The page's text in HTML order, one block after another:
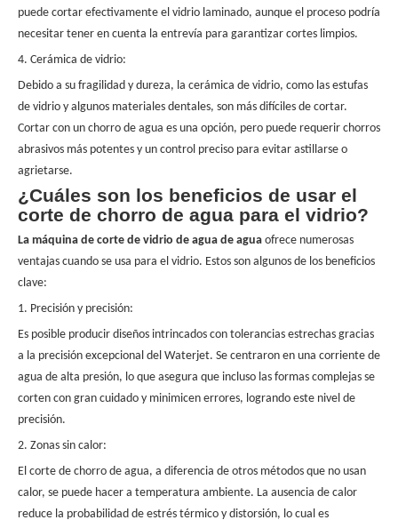
puede cortar efectivamente el vidrio laminado, aunque el proceso podría
necesitar tener en cuenta la entrevía para garantizar cortes limpios.
4. Cerámica de vidrio:
Debido a su fragilidad y dureza, la cerámica de vidrio, como las estufas
de vidrio y algunos materiales dentales, son más difíciles de cortar.
Cortar con un chorro de agua es una opción, pero puede requerir chorros
abrasivos más potentes y un control preciso para evitar astillarse o
agrietarse.
¿Cuáles son los beneficios de usar el
corte de chorro de agua para el vidrio?
La máquina de corte de vidrio de agua de agua ofrece numerosas
ventajas cuando se usa para el vidrio. Estos son algunos de los beneficios
clave:
1. Precisión y precisión:
Es posible producir diseños intrincados con tolerancias estrechas gracias
a la precisión excepcional del Waterjet. Se centraron en una corriente de
agua de alta presión, lo que asegura que incluso las formas complejas se
corten con gran cuidado y minimicen errores, logrando este nivel de
precisión.
2. Zonas sin calor:
El corte de chorro de agua, a diferencia de otros métodos que no usan
calor, se puede hacer a temperatura ambiente. La ausencia de calor
reduce la probabilidad de estrés térmico y distorsión, lo cual es